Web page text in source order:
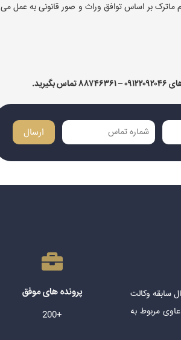
ماترک بر اساس توافق وراث و صور قانونی به عمل می
ارسال
و عضو کانون وکلای دادگستری مرکز (تهران). با بیش از 15 سال سابقه وکالت
مربوط به
پرونده های موفق
+200